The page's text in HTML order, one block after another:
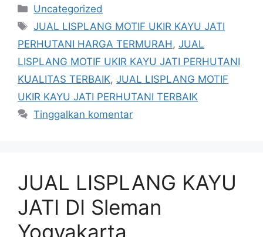
Kategori
Uncategorized
Tag
JUAL LISPLANG MOTIF UKIR KAYU JATI
PERHUTANI HARGA TERMURAH, JUAL
LISPLANG MOTIF UKIR KAYU JATI PERHUTANI
KUALITAS TERBAIK, JUAL LISPLANG MOTIF
UKIR KAYU JATI PERHUTANI TERBAIK
Tinggalkan komentar
JUAL LISPLANG KAYU
JATI DI Sleman
Yogyakarta